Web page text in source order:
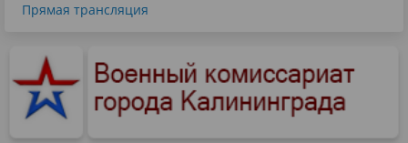
Прямая трансляция